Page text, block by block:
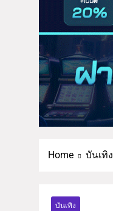
Home บันเทิง
บันเทิง